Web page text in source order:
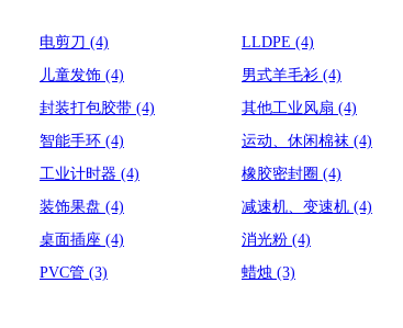
电剪刀 (4) LLDPE (4)
儿童发饰 (4) 男式羊毛衫 (4)
封装打包胶带 (4) 其他工业风扇 (4)
智能手环 (4) 运动、休闲棉袜 (4)
工业计时器 (4) 橡胶密封圈 (4)
装饰果盘 (4) 减速机、变速机 (4)
桌面插座 (4) 消光粉 (4)
PVC管 (3) 蜡烛 (3)